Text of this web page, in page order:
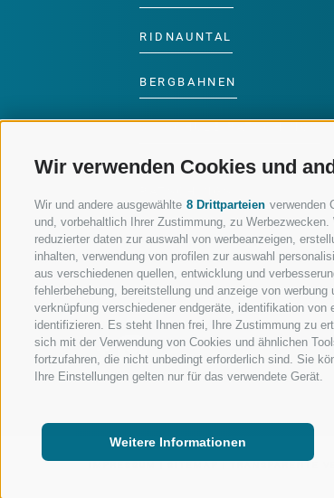
Wir verwenden Cookies und
Wir und andere ausgewählte 8 Drittparteien verwenden
und, vorbehaltlich Ihrer Zustimmung, zu
reduzierter daten zur auswahl von werbeanzeigen,
inhalten, verwendung von profilen zur auswahl
aus verschiedenen quellen, entwicklung und
fehlerbehebung, bereitstellung und anzeige von
verknüpfung verschiedener endgeräte, identifikation
identifizieren. Es steht Ihnen frei, Ihre Zustimmung zu
sich mit der Verwendung von Cookies und ähnlichen
fortzufahren, die nicht unbedingt erforderlich sind. Sie
Ihre Einstellungen gelten nur für das verwendete Gerät.
Weitere Informationen
RIDNAUNTAL
BERGBAHNEN
LUISL'S SKISCHULE IN
FOLGE UNS AUF SOCIAL